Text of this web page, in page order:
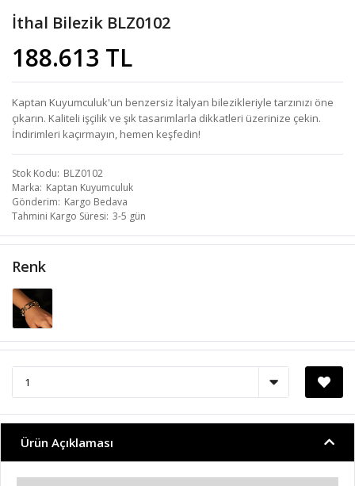
İthal Bilezik BLZ0102
188.613 TL
Kaptan Kuyumculuk'un benzersiz İtalyan bilezikleriyle tarzınızı öne
çıkarın. Kaliteli işçilik ve şık tasarımlarla dikkatleri üzerinize çekin.
İndirimleri kaçırmayın, hemen keşfedin!
Stok Kodu BLZ0102
Marka Kaptan Kuyumculuk
Gönderim Kargo Bedava
Tahmini Kargo Süresi 3-5 gün
Renk
Ürün Açıklaması